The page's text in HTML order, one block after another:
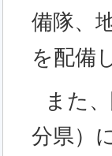
備隊、
を配備
また
分県）